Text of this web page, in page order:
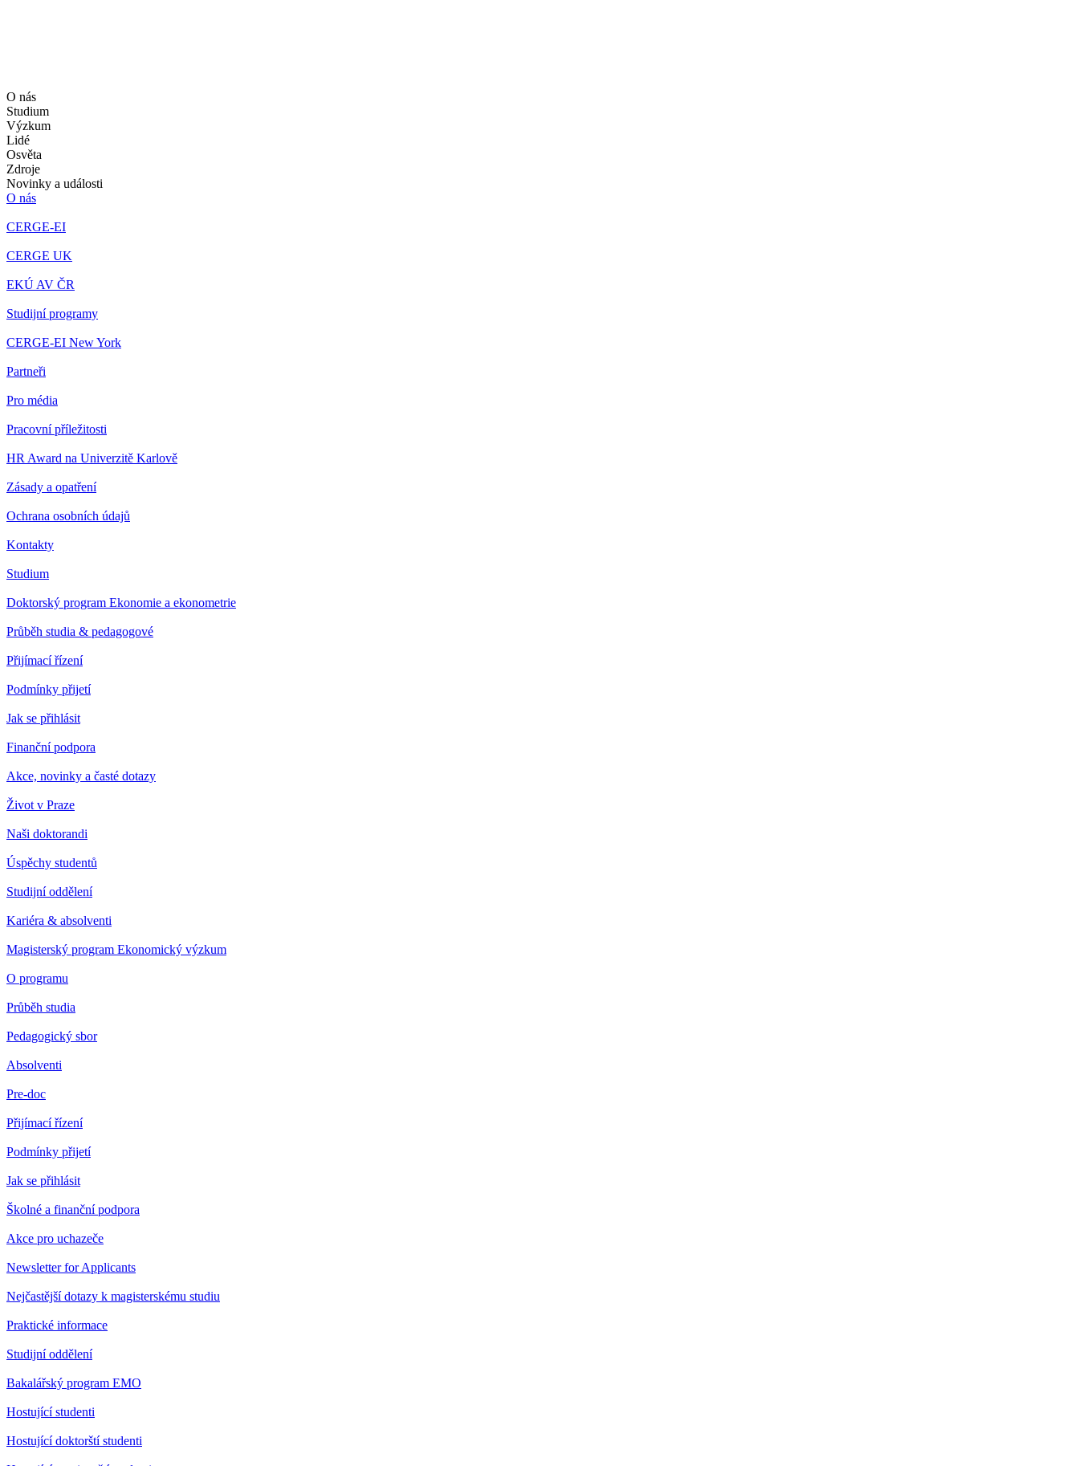
O nás
Studium
Výzkum
Lidé
Osvěta
Zdroje
Novinky a události
O nás
CERGE-EI
CERGE UK
EKÚ AV ČR
Studijní programy
CERGE-EI New York
Partneři
Pro média
Pracovní příležitosti
HR Award na Univerzitě Karlově
Zásady a opatření
Ochrana osobních údajů
Kontakty
Studium
Doktorský program Ekonomie a ekonometrie
Průběh studia & pedagogové
Přijímací řízení
Podmínky přijetí
Jak se přihlásit
Finanční podpora
Akce, novinky a časté dotazy
Život v Praze
Naši doktorandi
Úspěchy studentů
Studijní oddělení
Kariéra & absolventi
Magisterský program Ekonomický výzkum
O programu
Průběh studia
Pedagogický sbor
Absolventi
Pre-doc
Přijímací řízení
Podmínky přijetí
Jak se přihlásit
Školné a finanční podpora
Akce pro uchazeče
Newsletter for Applicants
Nejčastější dotazy k magisterskému studiu
Praktické informace
Studijní oddělení
Bakalářský program EMO
Hostující studenti
Hostující doktorští studenti